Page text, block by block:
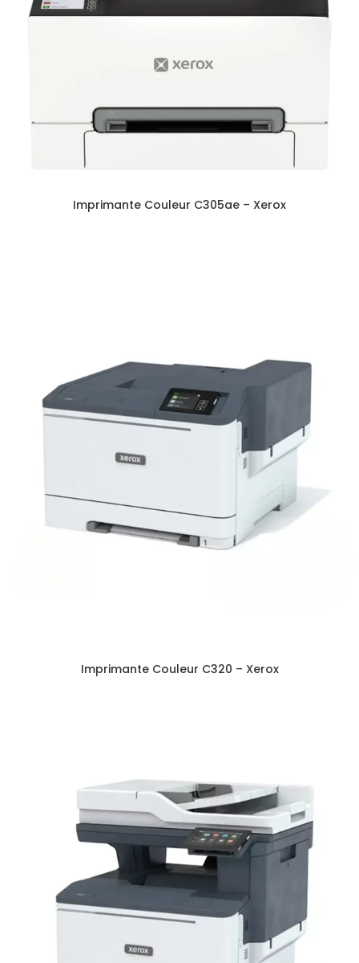
Imprimante Couleur C305ae – Xerox
Imprimante Couleur C320 – Xerox